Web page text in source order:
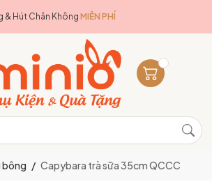
& Hút Chân KhôngMIỄN PHÍ
bông / Capybara trà sữa 35cm QCCC